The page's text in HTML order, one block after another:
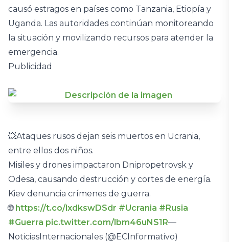
causó estragos en países como Tanzania, Etiopía y
Uganda. Las autoridades continúan monitoreando
la situación y movilizando recursos para atender la
emergencia.
Publicidad
💥Ataques rusos dejan seis muertos en Ucrania,
entre ellos dos niños.
Misiles y drones impactaron Dnipropetrovsk y
Odesa, causando destrucción y cortes de energía.
Kiev denuncia crímenes de guerra.
🌐 https://t.co/lxdkswDSdr #Ucrania #Rusia
#Guerra pic.twitter.com/lbm46uNS1R—
NoticiasInternacionales (@ECInformativo)